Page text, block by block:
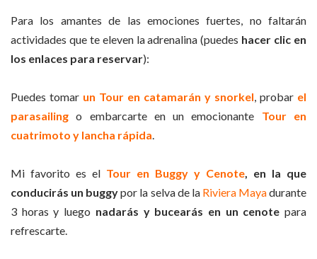
Para los amantes de las emociones fuertes, no faltarán
actividades que te eleven la adrenalina (puedes hacer clic en
los enlaces para reservar):
Puedes tomar un Tour en catamarán y snorkel, probar el
parasailing o embarcarte en un emocionante Tour en
cuatrimoto y lancha rápida.
Mi favorito es el Tour en Buggy y Cenote, en la que
conducirás un buggypor la selva de la Riviera Mayadurante
3 horas y luego nadarás y bucearás en un cenote para
refrescarte.